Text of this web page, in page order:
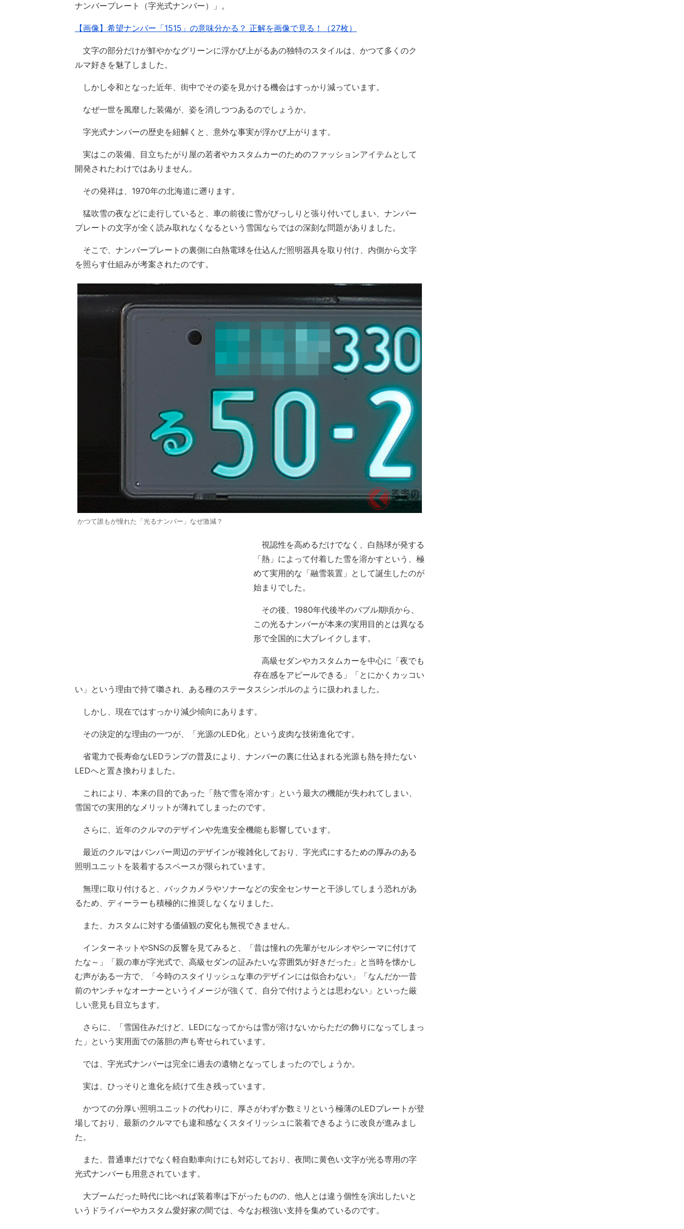
ナンバープレート（字光式ナンバー）」。
【画像】希望ナンバー「1515」の意味分かる？ 正解を画像で見る！（27枚）
文字の部分だけが鮮やかなグリーンに浮かび上がるあの独特のスタイルは、かつて多くのク
ルマ好きを魅了しました。
しかし令和となった近年、街中でその姿を見かける機会はすっかり減っています。
なぜ一世を風靡した装備が、姿を消しつつあるのでしょうか。
字光式ナンバーの歴史を紐解くと、意外な事実が浮かび上がります。
実はこの装備、目立ちたがり屋の若者やカスタムカーのためのファッションアイテムとして
開発されたわけではありません。
その発祥は、1970年の北海道に遡ります。
猛吹雪の夜などに走行していると、車の前後に雪がびっしりと張り付いてしまい、ナンバー
プレートの文字が全く読み取れなくなるという雪国ならではの深刻な問題がありました。
そこで、ナンバープレートの裏側に白熱電球を仕込んだ照明器具を取り付け、内側から文字
を照らす仕組みが考案されたのです。
かつて誰もが憧れた「光るナンバー」なぜ激減？
視認性を高めるだけでなく、白熱球が発する
「熱」によって付着した雪を溶かすという、極
めて実用的な「融雪装置」として誕生したのが
始まりでした。
その後、1980年代後半のバブル期頃から、
この光るナンバーが本来の実用目的とは異なる
形で全国的に大ブレイクします。
高級セダンやカスタムカーを中心に「夜でも
存在感をアピールできる」「とにかくカッコい
い」という理由で持て囃され、ある種のステータスシンボルのように扱われました。
しかし、現在ではすっかり減少傾向にあります。
その決定的な理由の一つが、「光源のLED化」という皮肉な技術進化です。
省電力で長寿命なLEDランプの普及により、ナンバーの裏に仕込まれる光源も熱を持たない
LEDへと置き換わりました。
これにより、本来の目的であった「熱で雪を溶かす」という最大の機能が失われてしまい、
雪国での実用的なメリットが薄れてしまったのです。
さらに、近年のクルマのデザインや先進安全機能も影響しています。
最近のクルマはバンパー周辺のデザインが複雑化しており、字光式にするための厚みのある
照明ユニットを装着するスペースが限られています。
無理に取り付けると、バックカメラやソナーなどの安全センサーと干渉してしまう恐れがあ
るため、ディーラーも積極的に推奨しなくなりました。
また、カスタムに対する価値観の変化も無視できません。
インターネットやSNSの反響を見てみると、「昔は憧れの先輩がセルシオやシーマに付けて
たな～」「親の車が字光式で、高級セダンの証みたいな雰囲気が好きだった」と当時を懐かし
む声がある一方で、「今時のスタイリッシュな車のデザインには似合わない」「なんだか一昔
前のヤンチャなオーナーというイメージが強くて、自分で付けようとは思わない」といった厳
しい意見も目立ちます。
さらに、「雪国住みだけど、LEDになってからは雪が溶けないからただの飾りになってしまっ
た」という実用面での落胆の声も寄せられています。
では、字光式ナンバーは完全に過去の遺物となってしまったのでしょうか。
実は、ひっそりと進化を続けて生き残っています。
かつての分厚い照明ユニットの代わりに、厚さがわずか数ミリという極薄のLEDプレートが登
場しており、最新のクルマでも違和感なくスタイリッシュに装着できるように改良が進みまし
た。
また、普通車だけでなく軽自動車向けにも対応しており、夜間に黄色い文字が光る専用の字
光式ナンバーも用意されています。
大ブームだった時代に比べれば装着率は下がったものの、他人とは違う個性を演出したいと
いうドライバーやカスタム愛好家の間では、今なお根強い支持を集めているのです。